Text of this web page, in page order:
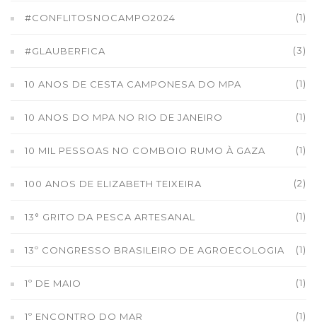
#CONFLITOSNOCAMPO2024 (1)
#GLAUBERFICA (3)
10 ANOS DE CESTA CAMPONESA DO MPA (1)
10 ANOS DO MPA NO RIO DE JANEIRO (1)
10 MIL PESSOAS NO COMBOIO RUMO À GAZA (1)
100 ANOS DE ELIZABETH TEIXEIRA (2)
13° GRITO DA PESCA ARTESANAL (1)
13º CONGRESSO BRASILEIRO DE AGROECOLOGIA (1)
1º DE MAIO (1)
1º ENCONTRO DO MAR (1)